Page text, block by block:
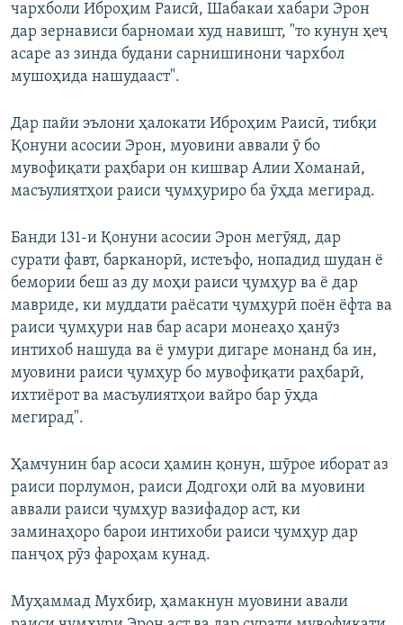
чархболи Иброҳим Раисӣ, Шабакаи хабари Эрон
дар зернависи барномаи худ навишт, "то кунун ҳеҷ
асаре аз зинда будани сарнишинони чархбол
мушоҳида нашудааст".
Дар пайи эълони ҳалокати Иброҳим Раисӣ, тибқи
Қонуни асосии Эрон, муовини аввали ӯ бо
мувофиқати раҳбари он кишвар Алии Хоманаӣ,
масъулиятҳои раиси ҷумҳуриро ба ӯҳда мегирад.
Банди 131-и Қонуни асосии Эрон мегӯяд, дар
сурати фавт, барканорӣ, истеъфо, нопадид шудан ё
бемории беш аз ду моҳи раиси ҷумҳур ва ё дар
мавриде, ки муддати раёсати ҷумҳурӣ поён ёфта ва
раиси ҷумҳури нав бар асари монеаҳо ҳанӯз
интихоб нашуда ва ё умури дигаре монанд ба ин,
муовини раиси ҷумҳур бо мувофиқати раҳбарӣ,
ихтиёрот ва масъулиятҳои вайро бар ӯҳда
мегирад".
Ҳамчунин бар асоси ҳамин қонун, шӯрое иборат аз
раиси порлумон, раиси Додгоҳи олӣ ва муовини
аввали раиси ҷумҳур вазифадор аст, ки
заминаҳоро барои интихоби раиси ҷумҳур дар
панҷоҳ рӯз фароҳам кунад.
Муҳаммад Мухбир, ҳамакнун муовини авали